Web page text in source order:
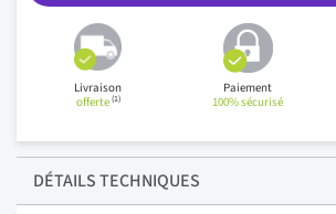
Livraison
offerte(1)
Paiement
100% sécurisé
DÉTAILSTECHNIQUES